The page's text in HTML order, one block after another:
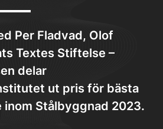
Per Fladvad, Olof
Textes Stiftelse –
delar
ut pris för bästa
inom Stålbyggnad 2023.